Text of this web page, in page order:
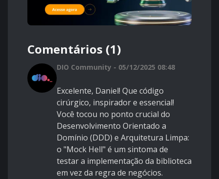
Comentários (1)
DIO Community - 05/12/2025 08:48
Excelente, Daniel! Que código
cirúrgico, inspirador e essencial!
Você tocou no ponto crucial do
Desenvolvimento Orientado a
Domínio (DDD) e Arquitetura Limpa:
o "Mock Hell" é um sintoma de
testar a implementação da biblioteca
em vez da regra de negócios.